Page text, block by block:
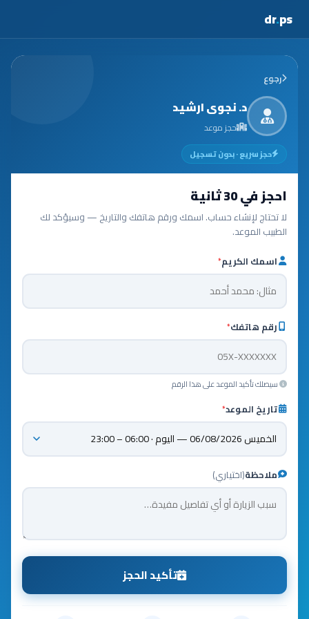
dr.ps
رجوع
د. نجوى ارشيد
حجز موعد
حجز سريع · بدون تسجيل
احجز في 30 ثانية
لا تحتاج لإنشاء حساب. اسمك ورقم هاتفك والتاريخ — وسيؤكد لك
الطبيب الموعد.
اسمك الكريم*
رقم هاتفك*
سيصلك تأكيد الموعد على هذا الرقم
تاريخ الموعد*
ملاحظة(اختياري)
تأكيد الحجز